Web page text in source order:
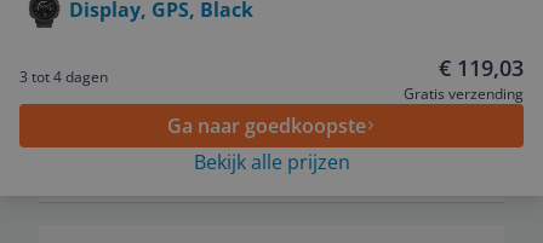
Display, GPS, Black
3 tot 4 dagen € 119,03
Gratis verzending
Ga naar goedkoopste
Bekijk alle prijzen
Service
Algemeen